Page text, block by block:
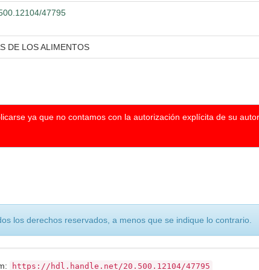
47795
DE LOS ALIMENTOS
ya que no contamos con la autorización explícita de su
los derechos reservados, a menos que se indique lo contrario.
https://hdl.handle.net/20.500.12104/47795